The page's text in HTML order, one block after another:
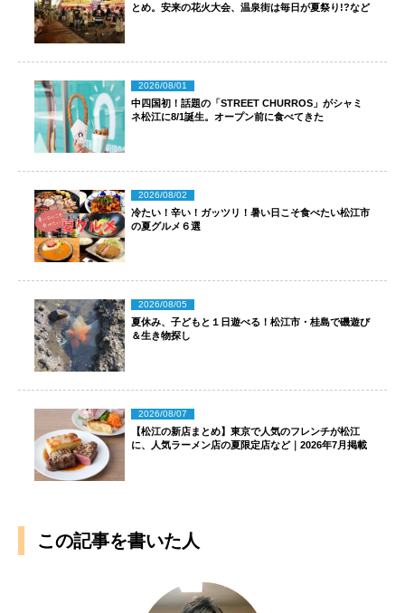
とめ。安来の花火大会、温泉街は毎日が夏祭り!?など
2026/08/01
中四国初！話題の「STREET CHURROS」がシャミ
ネ松江に8/1誕生。オープン前に食べてきた
2026/08/02
冷たい！辛い！ガッツリ！暑い日こそ食べたい松江市
の夏グルメ６選
2026/08/05
夏休み、子どもと１日遊べる！松江市・桂島で磯遊び
＆生き物探し
2026/08/07
【松江の新店まとめ】東京で人気のフレンチが松江
に、人気ラーメン店の夏限定店など｜2026年7月掲載
この記事を書いた人